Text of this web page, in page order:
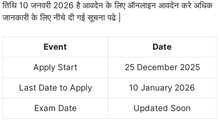
तिथि 10 जनवरी 2026 है आवदेन के लिए ऑनलाइन आवदेन करे अधिक
जानकारी के लिए नीचे दी गई सूचना पढे |
Event Date
Apply Start 25 December 2025
Last Date to Apply 10 January 2026
Exam Date Updated Soon